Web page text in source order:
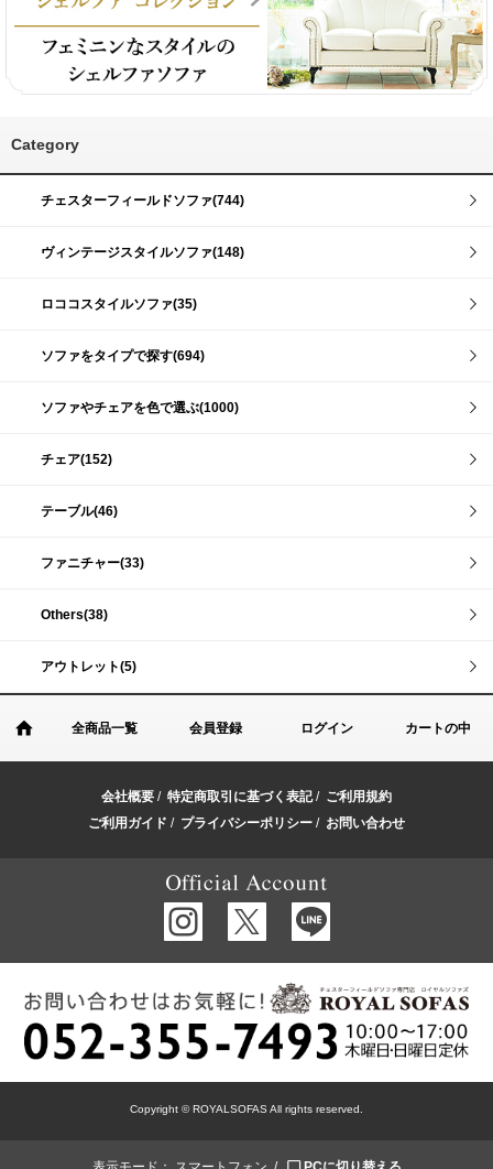
Category
チェスターフィールドソファ(744)
ヴィンテージスタイルソファ(148)
ロココスタイルソファ(35)
ソファをタイプで探す(694)
ソファやチェアを色で選ぶ(1000)
チェア(152)
テーブル(46)
ファニチャー(33)
Others(38)
アウトレット(5)
全商品一覧 会員登録 ログイン カートの中
会社概要 / 特定商取引に基づく表記/ ご利用規約
ご利用ガイド / プライバシーポリシー / お問い合わせ
Copyright © ROYALSOFAS All rights reserved.